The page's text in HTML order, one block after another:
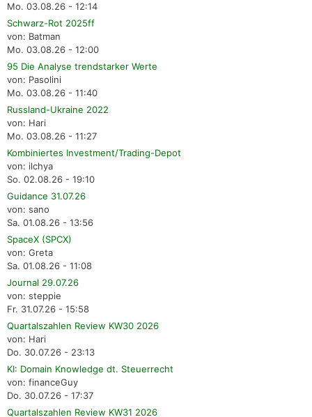
Mo. 03.08.26 - 12:14
Schwarz-Rot 2025ff
von: Batman
Mo. 03.08.26 - 12:00
95 Die Analyse trendstarker Werte
von: Pasolini
Mo. 03.08.26 - 11:40
Russland-Ukraine 2022
von: Hari
Mo. 03.08.26 - 11:27
Kombiniertes Investment/Trading-Depot
von: ilchya
So. 02.08.26 - 19:10
Guidance 31.07.26
von: sano
Sa. 01.08.26 - 13:56
SpaceX (SPCX)
von: Greta
Sa. 01.08.26 - 11:08
Journal 29.07.26
von: steppie
Fr. 31.07.26 - 15:58
Quartalszahlen Review KW30 2026
von: Hari
Do. 30.07.26 - 23:13
KI: Domain Knowledge dt. Steuerrecht
von: financeGuy
Do. 30.07.26 - 17:37
Quartalszahlen Review KW31 2026